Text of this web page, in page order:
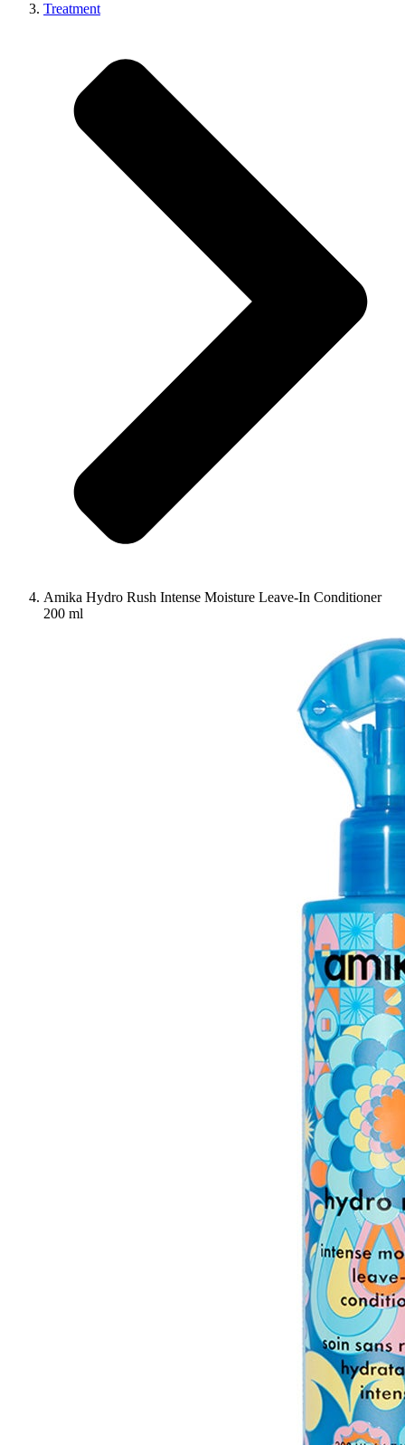
Treatment
Amika Hydro Rush Intense Moisture Leave-In Conditioner
200 ml